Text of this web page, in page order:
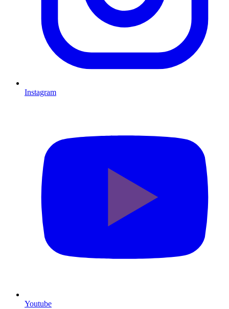
Instagram
Youtube